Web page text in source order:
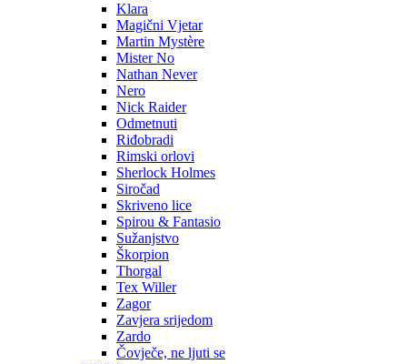
Klara
Magični Vjetar
Martin Mystère
Mister No
Nathan Never
Nero
Nick Raider
Odmetnuti
Riđobradi
Rimski orlovi
Sherlock Holmes
Siročad
Skriveno lice
Spirou & Fantasio
Sužanjstvo
Škorpion
Thorgal
Tex Willer
Zagor
Zavjera srijedom
Zardo
Čovječe, ne ljuti se